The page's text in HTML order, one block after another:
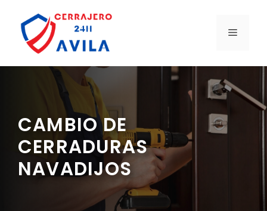
contenido
MENÚ
CAMBIO DE
CERRADURAS
NAVADIJOS